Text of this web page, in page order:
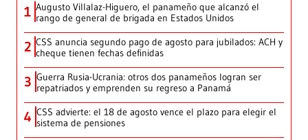
1 Augusto Villalaz-Higuero, el panameño que alcanzó el
rango de general de brigada en Estados Unidos
2 CSS anuncia segundo pago de agosto para jubilados: ACH y
cheque tienen fechas definidas
3 Guerra Rusia-Ucrania: otros dos panameños logran ser
repatriados y emprenden su regreso a Panamá
4 CSS advierte: el 18 de agosto vence el plazo para elegir el
sistema de pensiones